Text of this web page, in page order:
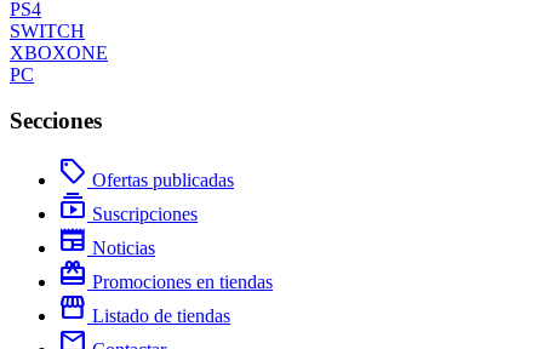
PS4
SWITCH
XBOXONE
PC
Secciones
local_offer Ofertas publicadas
subscriptions Suscripciones
newspaper Noticias
redeem Promociones en tiendas
storefront Listado de tiendas
mail